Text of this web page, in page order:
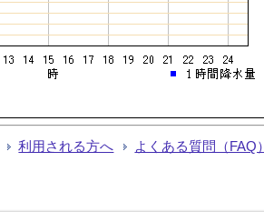
利用される方へ よくある質問（FAQ）